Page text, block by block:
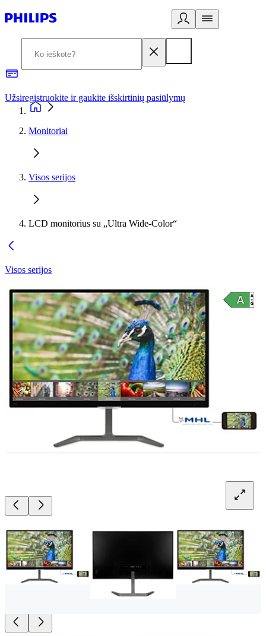
Užsiregistruokite ir gaukite išskirtinių pasiūlymų
Monitoriai
Visos serijos
LCD monitorius su „Ultra Wide-Color“
Visos serijos